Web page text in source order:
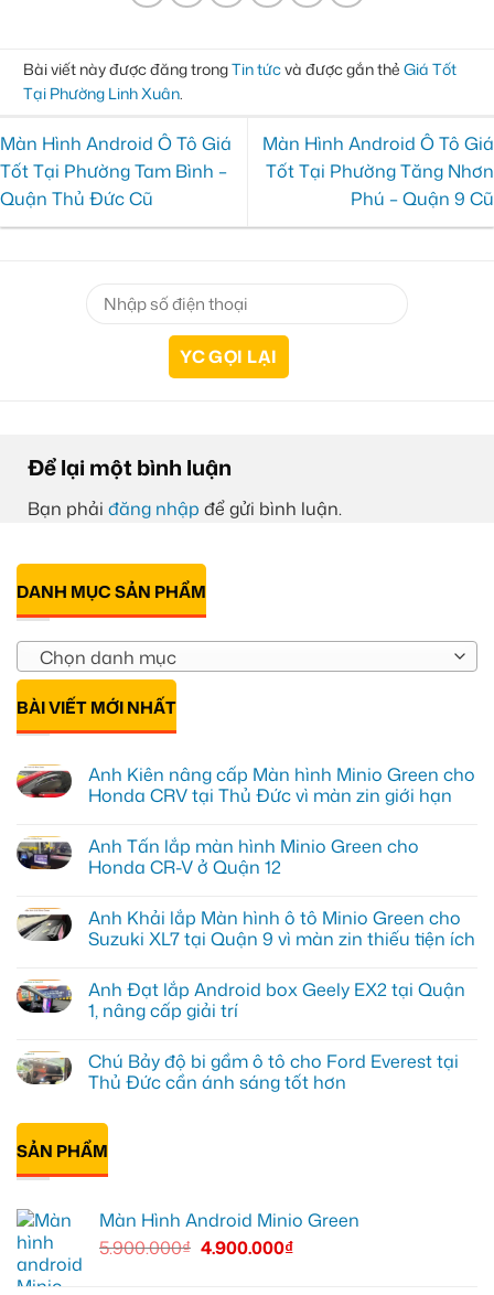
Bài viết này được đăng trongTin tứcvà được gắn thẻ Giá Tốt
Tại Phường Linh Xuân
Màn Hình Android Ô Tô Giá
Tốt Tại Phường Tam Bình –
Quận Thủ Đức Cũ
Màn Hình Android Ô Tô Giá
Tốt Tại Phường Tăng Nhơn
Phú – Quận 9 Cũ
Để lại một bình luận
Bạn phải đăng nhập để gửi bình luận.
DANH MỤC SẢN PHẨM
Chọn danh mục
BÀI VIẾT MỚI NHẤT
Anh Kiên nâng cấp Màn hình Minio Green cho
Honda CRV tại Thủ Đức vì màn zin giới hạn
bình
luận
ở
nâng
cấp
Màn
Green
cho
Honda
Thủ
Đức
vì
zin
giới
hạn
Anh Tấn lắp màn hình Minio Green cho
Honda CR-V ở Quận 12
bình
luận
ở
lắp
màn
hình
cho
Honda
CR-
ở
Quận
12
Anh Khải lắp Màn hình ô tô Minio Green cho
Suzuki XL7 tại Quận 9 vì màn zin thiếu tiện ích
bình
luận
ở
lắp
Màn
hình
tô
Minio
Green
cho
Suzuki
Quận
Anh Đạt lắp Android box Geely EX2 tại Quận
1, nâng cấp giải trí
bình
luận
ở
Đạt
Android
box
Geely
Quận
nâng
Chú Bảy độ bi gầm ô tô cho Ford Everest tại
Thủ Đức cần ánh sáng tốt hơn
có
luận
ở
Chú
SẢN PHẨM
Màn Hình Android Minio Green
5.900.000₫ 4.900.000₫